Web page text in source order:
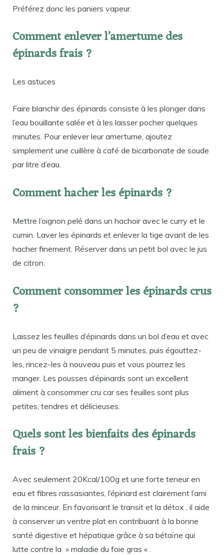
Préférez donc les paniers vapeur.
Comment enlever l’amertume des
épinards frais ?
Les astuces
Faire blanchir des épinards consiste à les plonger dans
l’eau bouillante salée et à les laisser pocher quelques
minutes. Pour enlever leur amertume, ajoutez
simplement une cuillère à café de bicarbonate de soude
par litre d’eau.
Comment hacher les épinards ?
Mettre l’oignon pelé dans un hachoir avec le curry et le
cumin. Laver les épinards et enlever la tige avant de les
hacher finement. Réserver dans un petit bol avec le jus
de citron.
Comment consommer les épinards crus
?
Laissez les feuilles d’épinards dans un bol d’eau et avec
un peu de vinaigre pendant 5 minutes, puis égouttez-
les, rincez-les à nouveau puis et vous pourrez les
manger. Les pousses d’épinards sont un excellent
aliment à consommer cru car ses feuilles sont plus
petites, tendres et délicieuses.
Quels sont les bienfaits des épinards
frais ?
Avec seulement 20Kcal/100g et une forte teneur en
eau et fibres rassasiantes, l’épinard est clairement l’ami
de la minceur. En favorisant le transit et la détox , il aide
à conserver un ventre plat en contribuant à la bonne
santé digestive et hépatique grâce à sa bétaïne qui
lutte contre la » maladie du foie gras « .